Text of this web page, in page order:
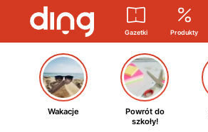
Gazetki Produkty
Wakacje
Powrót do
szkoły!